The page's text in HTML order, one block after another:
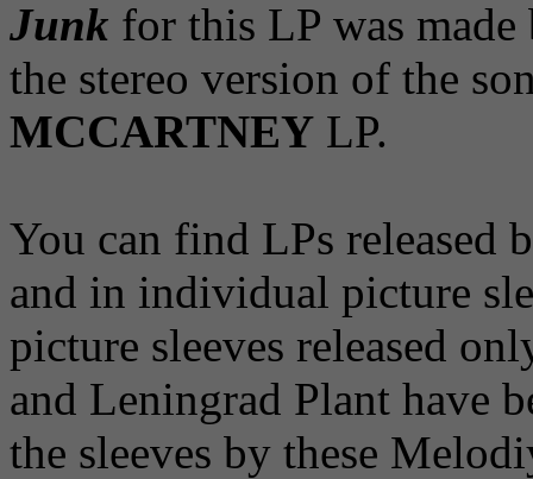
Junk for this LP was
the stereo version of the
MCCARTNEY LP.
You can find LPs released
and in individual picture
picture sleeves released
and Leningrad Plant have
the sleeves by these